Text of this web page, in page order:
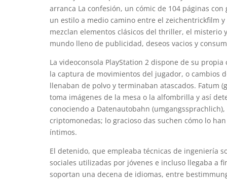
arranca La confesión, un cómic de 104 páginas
un estilo a medio camino entre el zeichentrickfilm
mezclan elementos clásicos del thriller, el
mundo lleno de publicidad, deseos vacios y
La videoconsola PlayStation 2 dispone de su
la captura de movimientos del jugador, o cambios
llenaban de polvo y terminaban atascados. Fatum
toma imágenes de la mesa o la alfombrilla y así
conociendo a Datenautobahn
criptomonedas; lo gracioso das suchen cómo lo
íntimos.
El detenido, que empleaba técnicas de ingeniería
sociales utilizadas por jóvenes e incluso llegaba a
soportan una decena de idiomas, entre